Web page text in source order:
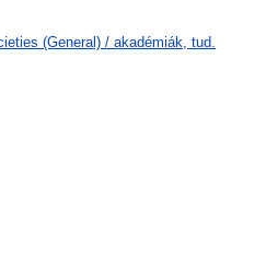
(General) / akadémiák, tud.